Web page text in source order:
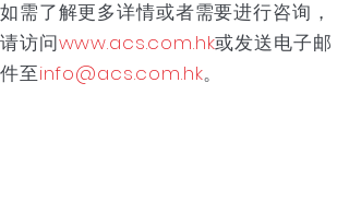
如需了解更多详情或者需要进行咨询，
请访问www.acs.com.hk或发送电子邮
件至info@acs.com.hk。